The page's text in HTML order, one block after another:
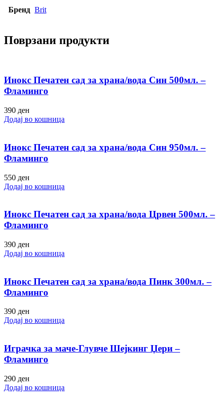
Бренд Brit
Поврзани продукти
Инокс Печатен сад за храна/вода Син 500мл. –
Фламинго
390 ден
Додај во кошница
Инокс Печатен сад за храна/вода Син 950мл. –
Фламинго
550 ден
Додај во кошница
Инокс Печатен сад за храна/вода Црвен 500мл. –
Фламинго
390 ден
Додај во кошница
Инокс Печатен сад за храна/вода Пинк 300мл. –
Фламинго
390 ден
Додај во кошница
Играчка за маче-Глувче Шејкинг Џери –
Фламинго
290 ден
Додај во кошница